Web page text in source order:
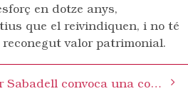
en dotze anys,
que el reivindiquen, i no té
valor patrimonial.
L’Entesa per Sabadell convoca una concentració per exigir el tancament de les centrals nuclears